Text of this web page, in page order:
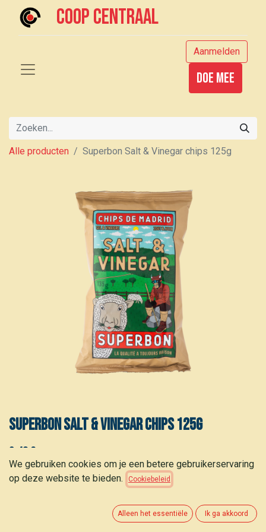
Coop centraal
Aanmelden
Doe mee
Alle producten Superbon Salt & Vinegar chips 125g
Superbon Salt & Vinegar chips 125g
2,40 €
TOEVOEGEN AAN WINKELMANDJE
We gebruiken cookies om je een betere gebruikerservaring
op deze website te bieden.
Cookiebeleid
Alleen het essentiële Ik ga akkoord